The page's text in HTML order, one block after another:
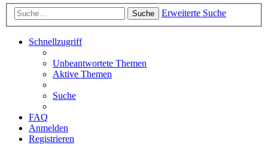
Suche Erweiterte Suche
Schnellzugriff
Unbeantwortete Themen
Aktive Themen
Suche
FAQ
Anmelden
Registrieren